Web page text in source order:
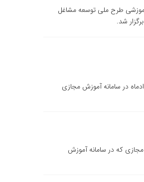
آموزشی طرح ملی توسعه مشاغل
با قوانین و مقررات و کسب و کار در فضای مجازی روز شنبه ۸ خردادماه در سامانه آموزش مجازی
که در سامانه آموزش